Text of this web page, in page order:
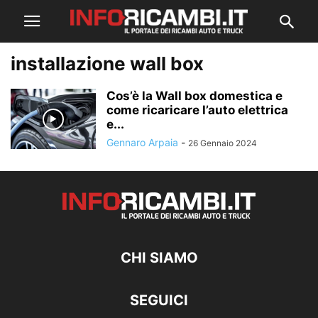
installazione wall box
Cos’è la Wall box domestica e
come ricaricare l’auto elettrica
e...
Gennaro Arpaia - 26 Gennaio 2024
CHI SIAMO
SEGUICI